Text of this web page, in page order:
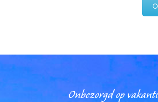
Onbezorgd op